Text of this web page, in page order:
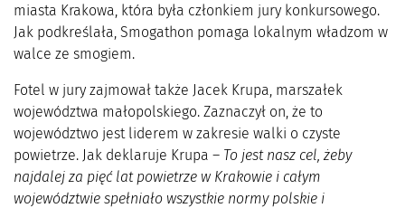
miasta Krakowa, która była członkiem jury konkursowego.
Jak podkreślała, Smogathon pomaga lokalnym władzom w
walce ze smogiem.
Fotel w jury zajmował także Jacek Krupa, marszałek
województwa małopolskiego. Zaznaczył on, że to
województwo jest liderem w zakresie walki o czyste
powietrze. Jak deklaruje Krupa – To jest nasz cel, żeby
najdalej za pięć lat powietrze w Krakowie i całym
województwie spełniało wszystkie normy polskie i